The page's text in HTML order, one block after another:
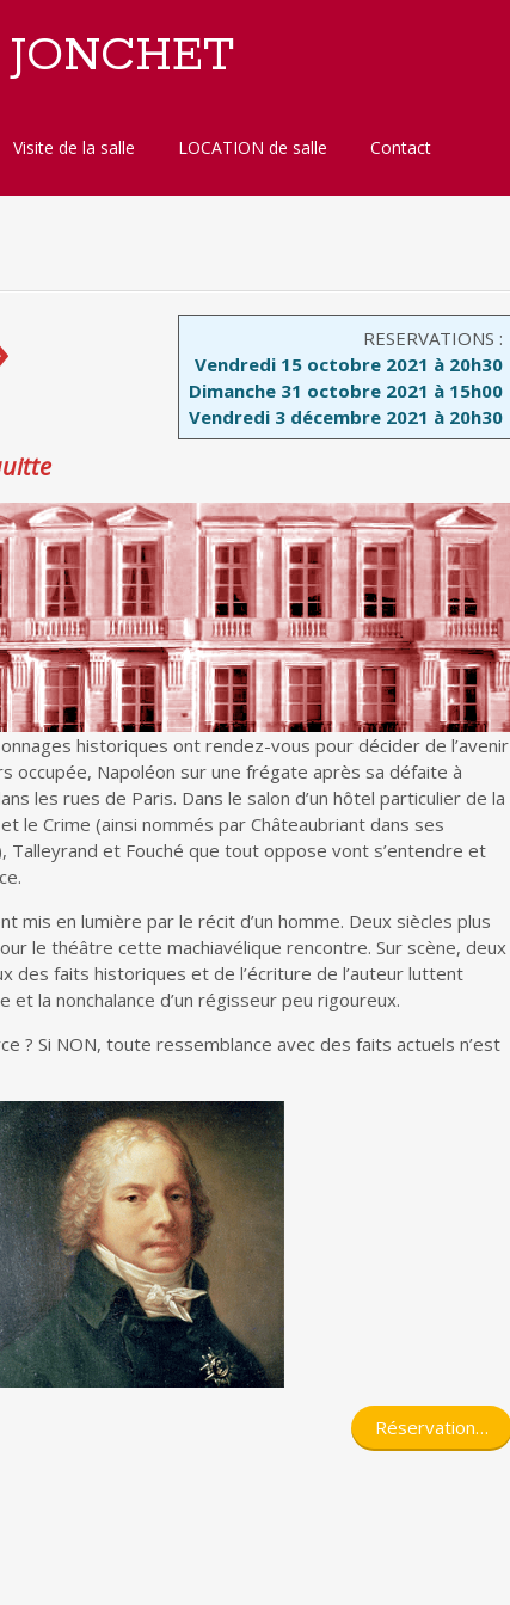
Visite de la salle LOCATION de salle Contact
RESERVATIONS :
Vendredi 15 octobre 2021 à 20h30
Dimanche 31 octobre 2021 à 15h00
Vendredi 3 décembre 2021 à 20h30
historiques ont rendez-vous pour décider de l’avenir
occupée, Napoléon sur une frégate après sa défaite à
les rues de Paris. Dans le salon d’un hôtel particulier de la
le Crime (ainsi nommés par Châteaubriant dans ses
Talleyrand et Fouché que tout oppose vont s’entendre et
mis en lumière par le récit d’un homme. Deux siècles plus
le théâtre cette machiavélique rencontre. Sur scène, deux
des faits historiques et de l’écriture de l’auteur luttent
la nonchalance d’un régisseur peu rigoureux.
? Si NON, toute ressemblance avec des faits actuels n’est
Réservation…